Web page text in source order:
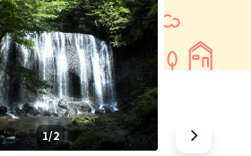
1/2